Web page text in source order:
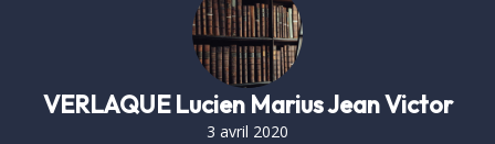
VERLAQUE Lucien Marius Jean Victor
3 avril 2020